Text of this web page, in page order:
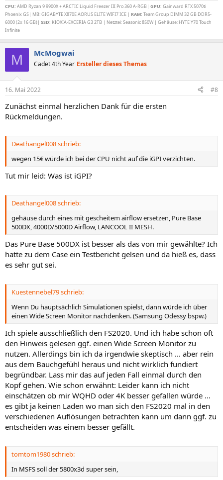
CPU: AMD Ryzan 9 9900X + ARCTIC Liquid Freezer III Pro 360 A-RGB| GPU: Gainward RTX 5070ti
Phoenix GS| MB: GIGABYTE X870E AORUS ELITE WIFI7 ICE | RAM: Team Group DIMM 32 GB DDR5-
6000 (2x 16 GB)| SSD: KIOXIA-EXCERIA G3 2TB | Netztei: Seasonic 850W | Gehäuse: HYTE Y70 Touch
Infinite
M McMogwai
Cadet 4th Year Ersteller dieses Themas
16. Mai 2022 #8
Zunächst einmal herzlichen Dank für die ersten
Rückmeldungen.
Deathangel008 schrieb:
wegen 15€ würde ich bei der CPU nicht auf die iGPI verzichten.
Tut mir leid: Was ist iGPI?
Deathangel008 schrieb:
gehäuse durch eines mit gescheitem airflow ersetzen, Pure Base
500DX, 4000D/5000D Airflow, LANCOOL II MESH.
Das Pure Base 500DX ist besser als das von mir gewählte? Ich
hatte zu dem Case ein Testbericht gelsen und da hieß es, dass
es sehr gut sei.
Kuestennebel79 schrieb:
Wenn Du hauptsächlich Simulationen spielst, dann würde ich über
einen Wide Screen Monitor nachdenken. (Samsung Odessy bspw.)
Ich spiele ausschließlich den FS2020. Und ich habe schon oft
den Hinweis gelesen ggf. einen Wide Screen Monitor zu
nutzen. Allerdings bin ich da irgendwie skeptisch ... aber rein
aus dem Bauchgefühl heraus und nicht wirklich fundiert
begründbar. Lass mir das auf jeden Fall einmal durch den
Kopf gehen. Wie schon erwähnt: Leider kann ich nicht
einschätzen ob mir WQHD oder 4K besser gefallen würde ...
es gibt ja keinen Laden wo man sich den FS2020 mal in den
verschiedenen Auflösungen betrachten kann um dann ggf. zu
entscheiden was einem besser gefällt.
tomtom1980 schrieb:
In MSFS soll der 5800x3d super sein,